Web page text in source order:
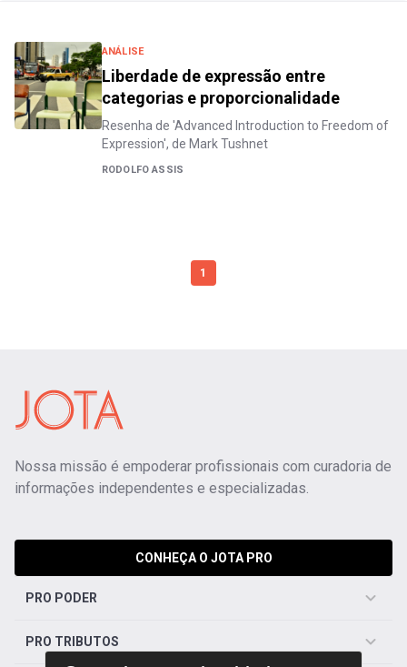
ANÁLISE
Liberdade de expressão entre
categorias e proporcionalidade
Resenha de 'Advanced Introduction to Freedom of
Expression', de Mark Tushnet
RODOLFO ASSIS
1
Nossa missão é empoderar profissionais com curadoria de
informações independentes e especializadas.
CONHEÇA O JOTA PRO
PRO PODER
PRO TRIBUTOS